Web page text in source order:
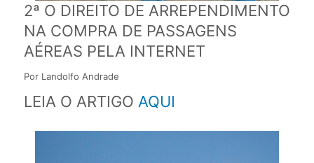
2ª O DIREITO DE ARREPENDIMENTO
NA COMPRA DE PASSAGENS
AÉREAS PELA INTERNET
Por Landolfo Andrade
LEIA O ARTIGO AQUI